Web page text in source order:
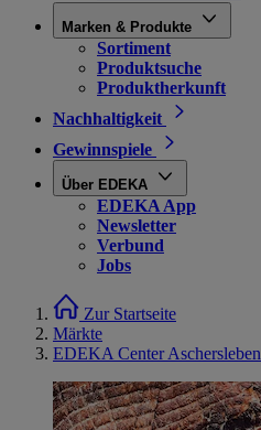
Marken & Produkte
Sortiment
Produktsuche
Produktherkunft
Nachhaltigkeit
Gewinnspiele
Über EDEKA
EDEKA App
Newsletter
Verbund
Jobs
Zur Startseite
Märkte
EDEKA Center Aschersleben